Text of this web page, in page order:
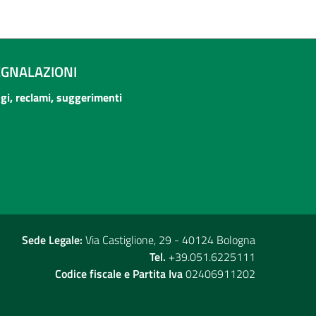
reclami, suggerimenti
Sede Legale: Via Castiglione, 29 - 40124 Bologna
Tel. +39.051.6225111
Codice fiscale e Partita Iva02406911202